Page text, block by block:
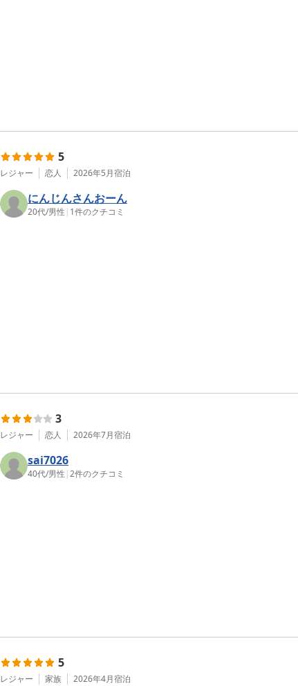
5
レジャー 恋人 2026年5月宿泊
にんじんさんおーん
20代/男性 | 1件のクチコミ
3
レジャー 恋人 2026年7月宿泊
sai7026
40代/男性 |2件のクチコミ
5
レジャー 家族 2026年4月宿泊